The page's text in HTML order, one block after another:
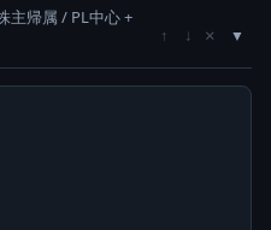
主帰属 / PL中心 +
↑ ↓ ×